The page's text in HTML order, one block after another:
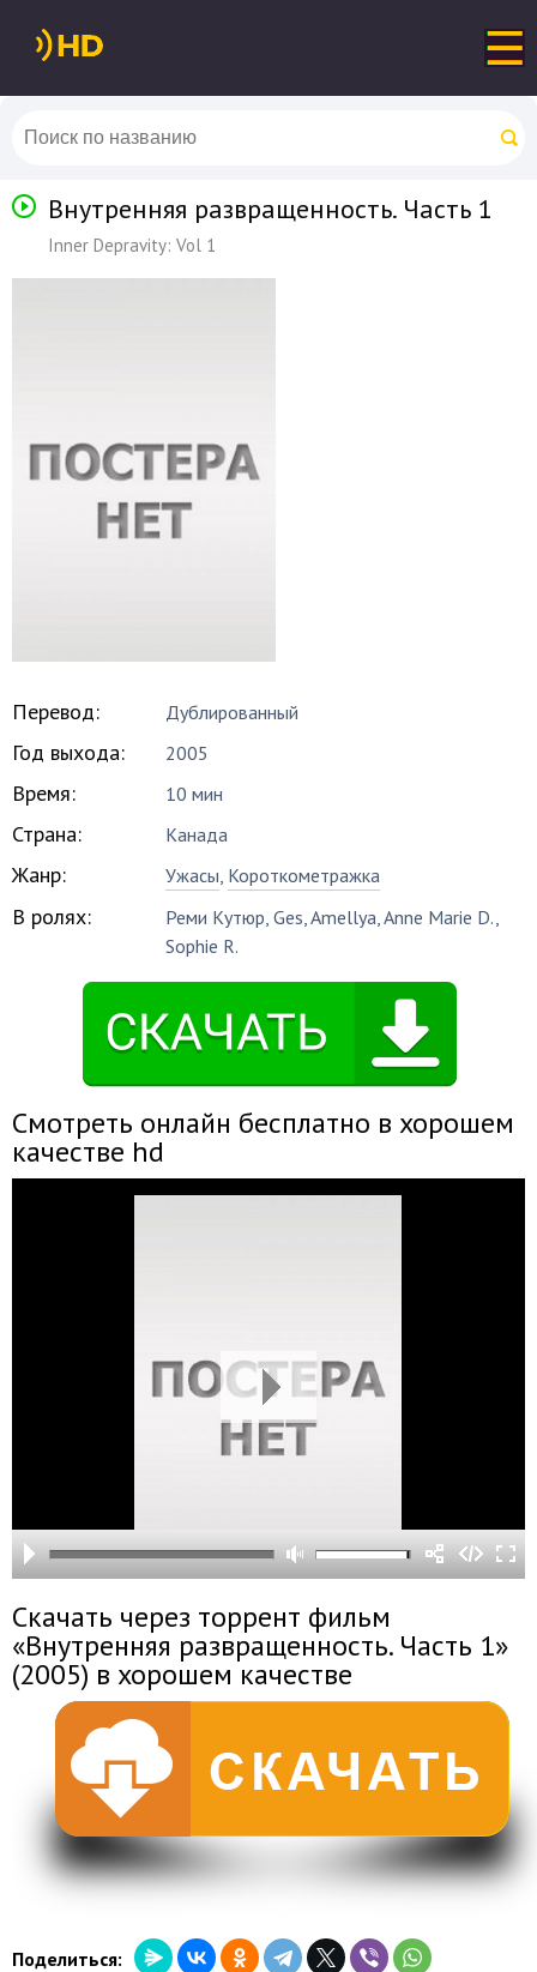
Внутренняя развращенность. Часть 1
Inner Depravity: Vol 1
Перевод: Дублированный
Год выхода: 2005
Время: 10 мин
Страна: Канада
Жанр: Ужасы, Короткометражка
В ролях: Реми Кутюр,Ges,Amellya,Anne Marie D.,
Sophie R.
Смотреть онлайн бесплатно в хорошем
качестве hd
Скачать через торрент фильм
«Внутренняя развращенность. Часть 1»
(2005) в хорошем качестве
Поделиться: